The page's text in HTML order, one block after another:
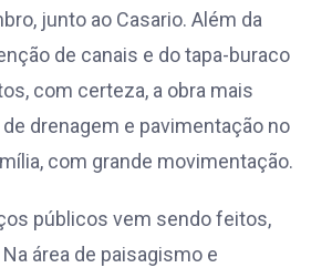
junto ao Casario. Além da
de canais e do tapa-buraco
com certeza, a obra mais
drenagem e pavimentação no
com grande movimentação.
públicos vem sendo feitos,
área de paisagismo e